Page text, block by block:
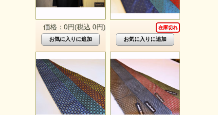
価格：0円(税込 0円) 在庫切れ